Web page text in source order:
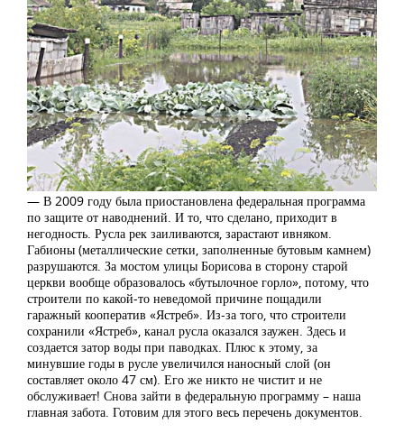
— В 2009 году была приостановлена федеральная программа
по защите от наводнений. И то, что сделано, приходит в
негодность. Русла рек заиливаются, зарастают ивняком.
Габионы (металлические сетки, заполненные бутовым камнем)
разрушаются. За мостом улицы Борисова в сторону старой
церкви вообще образовалось «бутылочное горло», потому, что
строители по какой-то неведомой причине пощадили
гаражный кооператив «Ястреб». Из-за того, что строители
сохранили «Ястреб», канал русла оказался заужен. Здесь и
создается затор воды при паводках. Плюс к этому, за
минувшие годы в русле увеличился наносный слой (он
составляет около 47 см). Его же никто не чистит и не
обслуживает! Снова зайти в федеральную программу – наша
главная забота. Готовим для этого весь перечень документов.